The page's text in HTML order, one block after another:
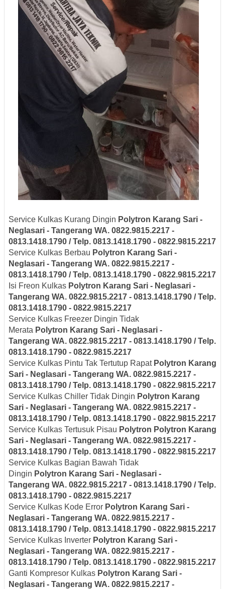
Service Kulkas Kurang Dingin Polytron Karang Sari -
Neglasari - Tangerang WA. 0822.9815.2217 -
0813.1418.1790 / Telp. 0813.1418.1790 - 0822.9815.2217
Service Kulkas Berbau Polytron Karang Sari -
Neglasari - Tangerang WA. 0822.9815.2217 -
0813.1418.1790 / Telp. 0813.1418.1790 - 0822.9815.2217
Isi Freon Kulkas Polytron Karang Sari - Neglasari -
Tangerang WA. 0822.9815.2217 - 0813.1418.1790 / Telp.
0813.1418.1790 - 0822.9815.2217
Service Kulkas Freezer Dingin Tidak
Merata Polytron Karang Sari - Neglasari -
Tangerang WA. 0822.9815.2217 - 0813.1418.1790 / Telp.
0813.1418.1790 - 0822.9815.2217
Service Kulkas Pintu Tak Tertutup Rapat Polytron Karang
Sari - Neglasari - Tangerang WA. 0822.9815.2217 -
0813.1418.1790 / Telp. 0813.1418.1790 - 0822.9815.2217
Service Kulkas Chiller Tidak Dingin Polytron Karang
Sari - Neglasari - Tangerang WA. 0822.9815.2217 -
0813.1418.1790 / Telp. 0813.1418.1790 - 0822.9815.2217
Service Kulkas Tertusuk Pisau Polytron Polytron Karang
Sari - Neglasari - Tangerang WA. 0822.9815.2217 -
0813.1418.1790 / Telp. 0813.1418.1790 - 0822.9815.2217
Service Kulkas Bagian Bawah Tidak
Dingin Polytron Karang Sari - Neglasari -
Tangerang WA. 0822.9815.2217 - 0813.1418.1790 / Telp.
0813.1418.1790 - 0822.9815.2217
Service Kulkas Kode Error Polytron Karang Sari -
Neglasari - Tangerang WA. 0822.9815.2217 -
0813.1418.1790 / Telp. 0813.1418.1790 - 0822.9815.2217
Service Kulkas Inverter Polytron Karang Sari -
Neglasari - Tangerang WA. 0822.9815.2217 -
0813.1418.1790 / Telp. 0813.1418.1790 - 0822.9815.2217
Ganti Kompresor Kulkas Polytron Karang Sari -
Neglasari - Tangerang WA. 0822.9815.2217 -